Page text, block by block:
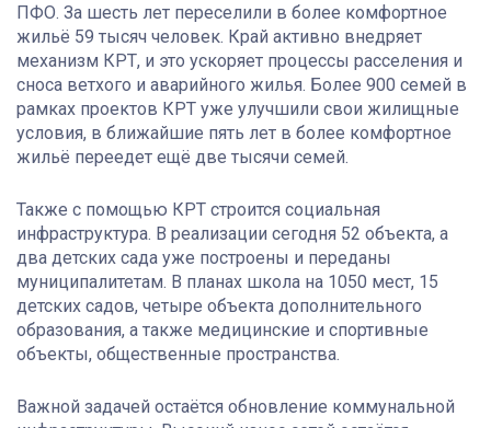
ПФО. За шесть лет переселили в более комфортное
жильё 59 тысяч человек. Край активно внедряет
механизм КРТ, и это ускоряет процессы расселения и
сноса ветхого и аварийного жилья. Более 900 семей в
рамках проектов КРТ уже улучшили свои жилищные
условия, в ближайшие пять лет в более комфортное
жильё переедет ещё две тысячи семей.
Также с помощью КРТ строится социальная
инфраструктура. В реализации сегодня 52 объекта, а
два детских сада уже построены и переданы
муниципалитетам. В планах школа на 1050 мест, 15
детских садов, четыре объекта дополнительного
образования, а также медицинские и спортивные
объекты, общественные пространства.
Важной задачей остаётся обновление коммунальной